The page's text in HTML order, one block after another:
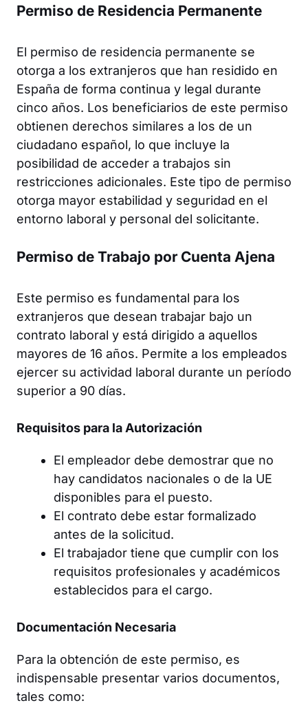
Permiso de Residencia Permanente
El permiso de residencia permanente se
otorga a los extranjeros que han residido en
España de forma continua y legal durante
cinco años. Los beneficiarios de este permiso
obtienen derechos similares a los de un
ciudadano español, lo que incluye la
posibilidad de acceder a trabajos sin
restricciones adicionales. Este tipo de permiso
otorga mayor estabilidad y seguridad en el
entorno laboral y personal del solicitante.
Permiso de Trabajo por Cuenta Ajena
Este permiso es fundamental para los
extranjeros que desean trabajar bajo un
contrato laboral y está dirigido a aquellos
mayores de 16 años. Permite a los empleados
ejercer su actividad laboral durante un período
superior a 90 días.
Requisitos para la Autorización
El empleador debe demostrar que no
hay candidatos nacionales o de la UE
disponibles para el puesto.
El contrato debe estar formalizado
antes de la solicitud.
El trabajador tiene que cumplir con los
requisitos profesionales y académicos
establecidos para el cargo.
Documentación Necesaria
Para la obtención de este permiso, es
indispensable presentar varios documentos,
tales como: